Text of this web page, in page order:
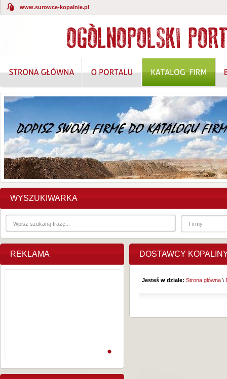
www.surowce-kopalnie.pl
WYSZUKIWARKA
REKLAMA DOSTAWCY
Jesteś w dziale: Strona główna \